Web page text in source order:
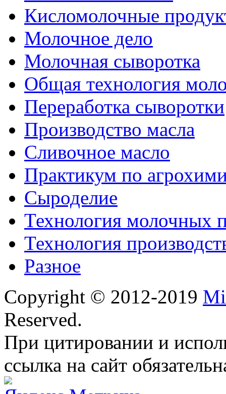
Кисломолочные
Молочное дело
Молочная сыворотка
Общая технология
Переработка сыворотки
Производство масла
Сливочное масло
Практикум по
Сыроделие
Технология молочных
Технология
Разное
Copyright © 2012-2019
Reserved.
При цитировании и
ссылка на сайт